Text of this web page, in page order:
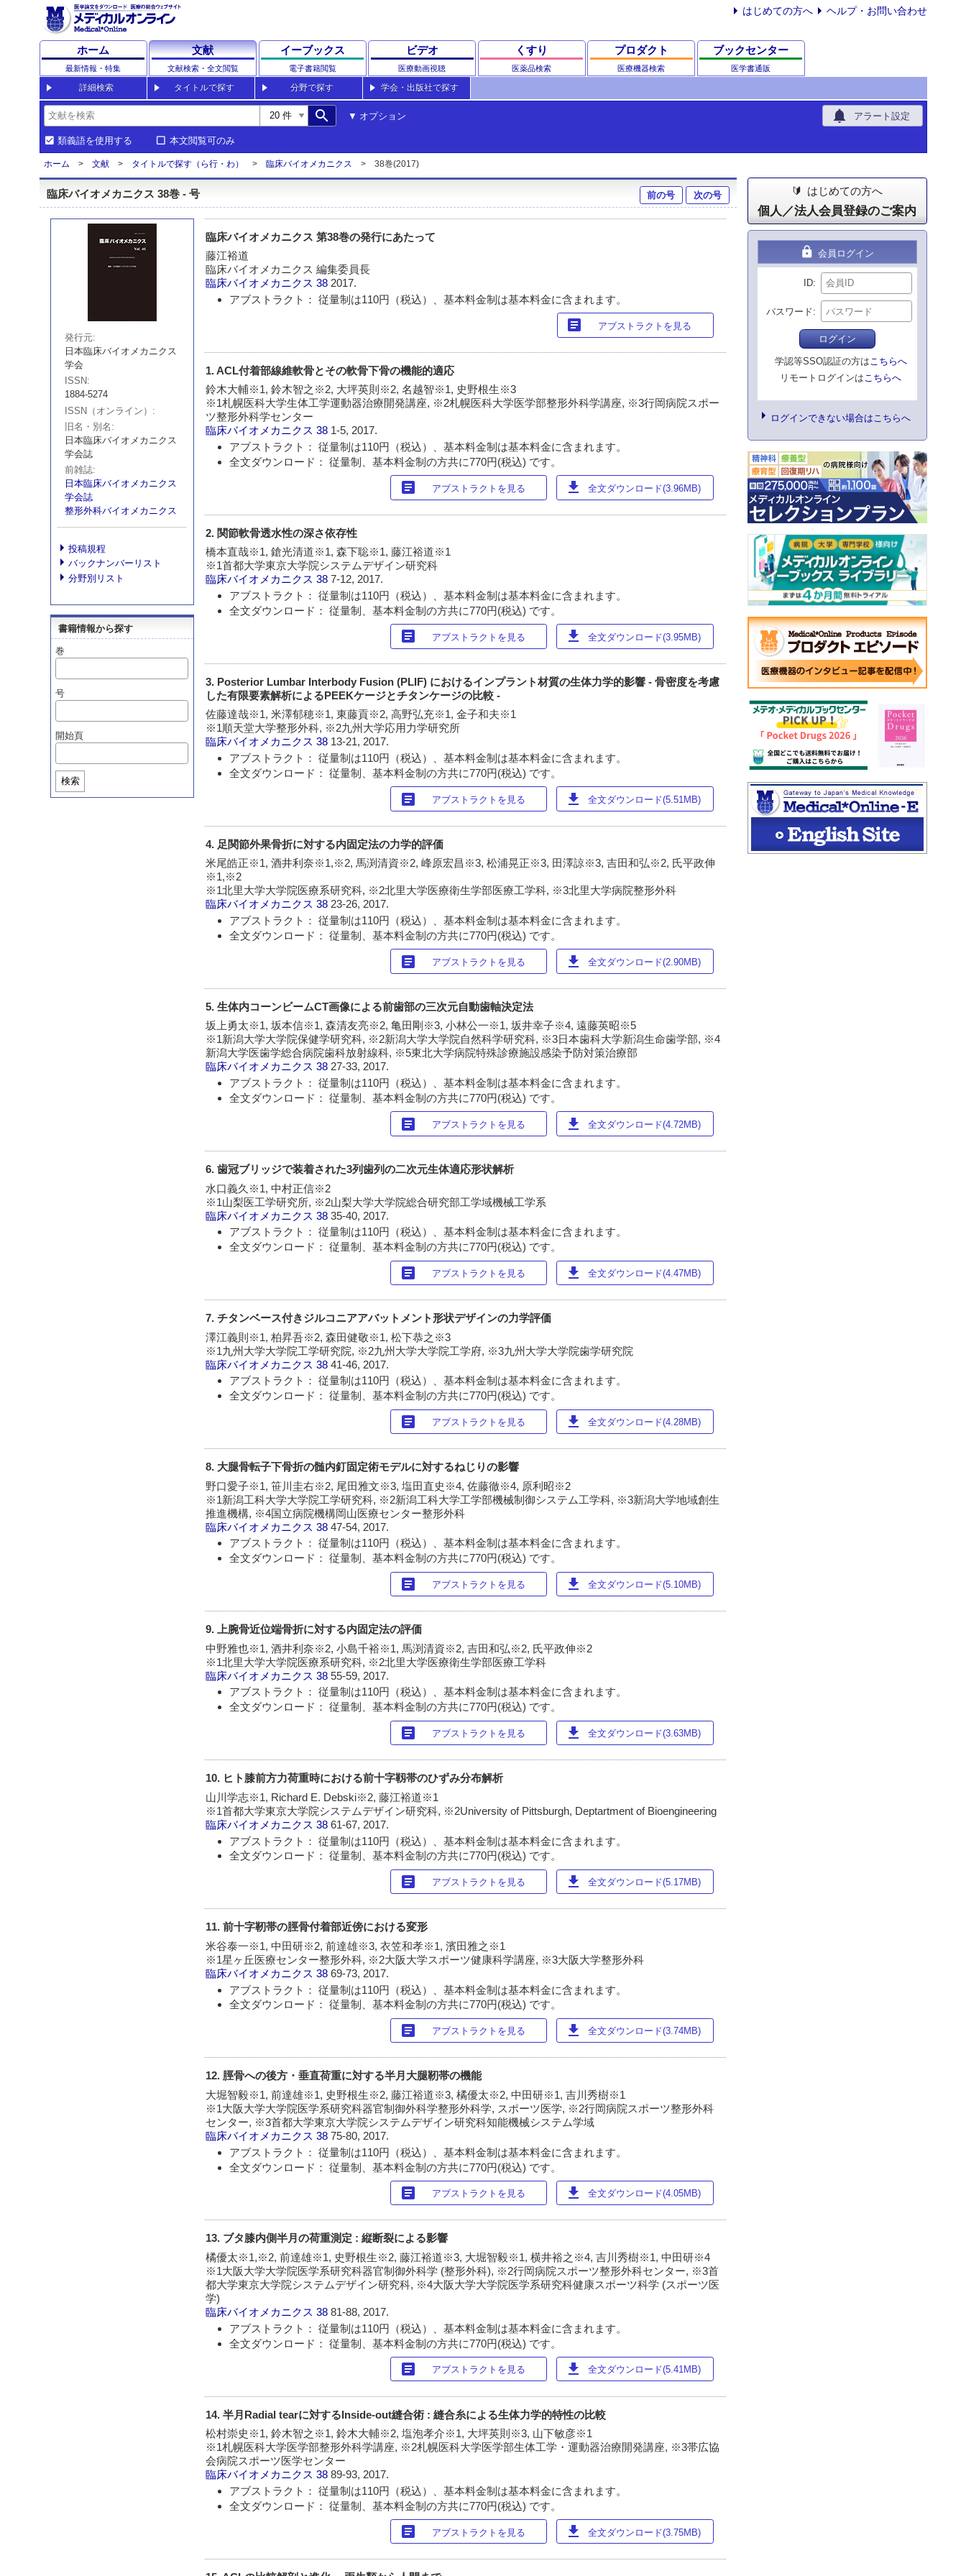
はじめての方へ ヘルプ・お問い合わせ
ホーム
最新情報・特集
文献
文献検索・全文閲覧
イーブックス
電子書籍閲覧
ビデオ
医療動画視聴
くすり
医薬品検索
プロダクト
医療機器検索
ブックセンター
医学書通販
詳細検索 タイトルで探す 分野で探す 学会・出版社で探す
search オプション notifications アラート設定
類義語を使用する 本文閲覧可のみ
ホーム 文献 タイトルで探す（ら行・わ） 臨床バイオメカニクス 38巻(2017)
臨床バイオメカニクス 38巻 - 号 前の号 次の号
発行元
日本臨床バイオメカニクス
学会
ISSN
1884-5274
ISSN（オンライン）
旧名・別名
日本臨床バイオメカニクス
学会誌
前雑誌
日本臨床バイオメカニクス
学会誌
整形外科バイオメカニクス
投稿規程
バックナンバーリスト
分野別リスト
書籍情報から探す
巻
号
開始頁
検索
臨床バイオメカニクス 第38巻の発行にあたって
藤江裕道
臨床バイオメカニクス 編集委員長
臨床バイオメカニクス 38 2017.
アブストラクト： 従量制は110円（税込）、基本料金制は基本料金に含まれます。
article アブストラクトを見る
1. ACL付着部線維軟骨とその軟骨下骨の機能的適応
鈴木大輔※1, 鈴木智之※2, 大坪英則※2, 名越智※1, 史野根生※3
※1札幌医科大学生体工学運動器治療開発講座, ※2札幌医科大学医学部整形外科学講座, ※3行岡病院スポー
ツ整形外科学センター
臨床バイオメカニクス 38 1-5, 2017.
アブストラクト： 従量制は110円（税込）、基本料金制は基本料金に含まれます。
全文ダウンロード： 従量制、基本料金制の方共に770円(税込) です。
article アブストラクトを見る download 全文ダウンロード(3.96MB)
2. 関節軟骨透水性の深さ依存性
橋本直哉※1, 鎗光清道※1, 森下聡※1, 藤江裕道※1
※1首都大学東京大学院システムデザイン研究科
臨床バイオメカニクス 387-12, 2017.
アブストラクト： 従量制は110円（税込）、基本料金制は基本料金に含まれます。
全文ダウンロード： 従量制、基本料金制の方共に770円(税込) です。
article アブストラクトを見る download 全文ダウンロード(3.95MB)
3. Posterior Lumbar Interbody Fusion (PLIF) におけるインプラント材質の生体力学的影響 - 骨密度を考慮
した有限要素解析によるPEEKケージとチタンケージの比較 -
佐藤達哉※1, 米澤郁穂※1, 東藤貢※2, 高野弘充※1, 金子和夫※1
※1順天堂大学整形外科, ※2九州大学応用力学研究所
臨床バイオメカニクス 38 13-21, 2017.
アブストラクト： 従量制は110円（税込）、基本料金制は基本料金に含まれます。
全文ダウンロード： 従量制、基本料金制の方共に770円(税込) です。
article アブストラクトを見る download 全文ダウンロード(5.51MB)
4. 足関節外果骨折に対する内固定法の力学的評価
米尾皓正※1, 酒井利奈※1,※2, 馬渕清資※2, 峰原宏昌※3, 松浦晃正※3, 田澤諒※3, 吉田和弘※2, 氏平政伸
※1,※2
※1北里大学大学院医療系研究科, ※2北里大学医療衛生学部医療工学科, ※3北里大学病院整形外科
臨床バイオメカニクス 38 23-26, 2017.
アブストラクト： 従量制は110円（税込）、基本料金制は基本料金に含まれます。
全文ダウンロード： 従量制、基本料金制の方共に770円(税込) です。
article アブストラクトを見る download 全文ダウンロード(2.90MB)
5. 生体内コーンビームCT画像による前歯部の三次元自動歯軸決定法
坂上勇太※1, 坂本信※1, 森清友亮※2, 亀田剛※3, 小林公一※1, 坂井幸子※4, 遠藤英昭※5
※1新潟大学大学院保健学研究科, ※2新潟大学大学院自然科学研究科, ※3日本歯科大学新潟生命歯学部, ※4
新潟大学医歯学総合病院歯科放射線科, ※5東北大学病院特殊診療施設感染予防対策治療部
臨床バイオメカニクス 3827-33, 2017.
アブストラクト： 従量制は110円（税込）、基本料金制は基本料金に含まれます。
全文ダウンロード： 従量制、基本料金制の方共に770円(税込) です。
article アブストラクトを見る download 全文ダウンロード(4.72MB)
6. 歯冠ブリッジで装着された3列歯列の二次元生体適応形状解析
水口義久※1, 中村正信※2
※1山梨医工学研究所, ※2山梨大学大学院総合研究部工学域機械工学系
臨床バイオメカニクス 3835-40, 2017.
アブストラクト： 従量制は110円（税込）、基本料金制は基本料金に含まれます。
全文ダウンロード： 従量制、基本料金制の方共に770円(税込) です。
article アブストラクトを見る download 全文ダウンロード(4.47MB)
7. チタンベース付きジルコニアアバットメント形状デザインの力学評価
澤江義則※1, 柏昇吾※2, 森田健敬※1, 松下恭之※3
※1九州大学大学院工学研究院, ※2九州大学大学院工学府, ※3九州大学大学院歯学研究院
臨床バイオメカニクス 3841-46, 2017.
アブストラクト： 従量制は110円（税込）、基本料金制は基本料金に含まれます。
全文ダウンロード： 従量制、基本料金制の方共に770円(税込) です。
article アブストラクトを見る download 全文ダウンロード(4.28MB)
8. 大腿骨転子下骨折の髄内釘固定術モデルに対するねじりの影響
野口愛子※1, 笹川圭右※2, 尾田雅文※3, 塩田直史※4, 佐藤徹※4, 原利昭※2
※1新潟工科大学大学院工学研究科, ※2新潟工科大学工学部機械制御システム工学科, ※3新潟大学地域創生
推進機構, ※4国立病院機構岡山医療センター整形外科
臨床バイオメカニクス 3847-54, 2017.
アブストラクト： 従量制は110円（税込）、基本料金制は基本料金に含まれます。
全文ダウンロード： 従量制、基本料金制の方共に770円(税込) です。
article アブストラクトを見る download 全文ダウンロード(5.10MB)
9. 上腕骨近位端骨折に対する内固定法の評価
中野雅也※1, 酒井利奈※2, 小島千裕※1, 馬渕清資※2, 吉田和弘※2, 氏平政伸※2
※1北里大学大学院医療系研究科, ※2北里大学医療衛生学部医療工学科
臨床バイオメカニクス 3855-59, 2017.
アブストラクト： 従量制は110円（税込）、基本料金制は基本料金に含まれます。
全文ダウンロード： 従量制、基本料金制の方共に770円(税込) です。
article アブストラクトを見る download 全文ダウンロード(3.63MB)
10. ヒト膝前方力荷重時における前十字靱帯のひずみ分布解析
山川学志※1, Richard E. Debski※2, 藤江裕道※1
※1首都大学東京大学院システムデザイン研究科, ※2University of Pittsburgh, Deptartment of Bioengineering
臨床バイオメカニクス 3861-67, 2017.
アブストラクト： 従量制は110円（税込）、基本料金制は基本料金に含まれます。
全文ダウンロード： 従量制、基本料金制の方共に770円(税込) です。
article アブストラクトを見る download 全文ダウンロード(5.17MB)
11. 前十字靭帯の脛骨付着部近傍における変形
米谷泰一※1, 中田研※2, 前達雄※3, 衣笠和孝※1, 濱田雅之※1
※1星ヶ丘医療センター整形外科, ※2大阪大学スポーツ健康科学講座, ※3大阪大学整形外科
臨床バイオメカニクス 3869-73, 2017.
アブストラクト： 従量制は110円（税込）、基本料金制は基本料金に含まれます。
全文ダウンロード： 従量制、基本料金制の方共に770円(税込) です。
article アブストラクトを見る download 全文ダウンロード(3.74MB)
12. 脛骨への後方・垂直荷重に対する半月大腿靭帯の機能
大堀智毅※1, 前達雄※1, 史野根生※2, 藤江裕道※3, 橘優太※2, 中田研※1, 吉川秀樹※1
※1大阪大学大学院医学系研究科器官制御外科学整形外科学, スポーツ医学, ※2行岡病院スポーツ整形外科
センター, ※3首都大学東京大学院システムデザイン研究科知能機械システム学域
臨床バイオメカニクス 3875-80, 2017.
アブストラクト： 従量制は110円（税込）、基本料金制は基本料金に含まれます。
全文ダウンロード： 従量制、基本料金制の方共に770円(税込) です。
article アブストラクトを見る download 全文ダウンロード(4.05MB)
13. ブタ膝内側半月の荷重測定 : 縦断裂による影響
橘優太※1,※2, 前達雄※1, 史野根生※2, 藤江裕道※3, 大堀智毅※1, 横井裕之※4, 吉川秀樹※1, 中田研※4
※1大阪大学大学院医学系研究科器官制御外科学 (整形外科), ※2行岡病院スポーツ整形外科センター, ※3首
都大学東京大学院システムデザイン研究科, ※4大阪大学大学院医学系研究科健康スポーツ科学 (スポーツ医
学)
臨床バイオメカニクス 3881-88, 2017.
アブストラクト： 従量制は110円（税込）、基本料金制は基本料金に含まれます。
全文ダウンロード： 従量制、基本料金制の方共に770円(税込) です。
article アブストラクトを見る download 全文ダウンロード(5.41MB)
14. 半月Radial tearに対するInside-out縫合術 : 縫合糸による生体力学的特性の比較
松村崇史※1, 鈴木智之※1, 鈴木大輔※2, 塩泡孝介※1, 大坪英則※3, 山下敏彦※1
※1札幌医科大学医学部整形外科学講座, ※2札幌医科大学医学部生体工学・運動器治療開発講座, ※3帯広協
会病院スポーツ医学センター
臨床バイオメカニクス 3889-93, 2017.
アブストラクト： 従量制は110円（税込）、基本料金制は基本料金に含まれます。
全文ダウンロード： 従量制、基本料金制の方共に770円(税込) です。
article アブストラクトを見る download 全文ダウンロード(3.75MB)
はじめての方へ
個人／法人会員登録のご案内
lock 会員ログイン
ID
パスワード
ログイン
学認等SSO認証の方はこちらへ
リモートログインはこちらへ
ログインできない場合はこちらへ